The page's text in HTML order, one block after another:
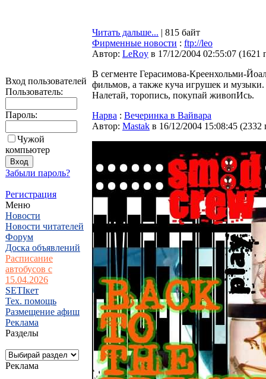
Вход пользователей
Пользователь:
Пароль:
Чужой
компьютер
Забыли пароль?
Регистрация
Меню
Новости
Новости читателей
Форум
Доска объявлений
Расписание
автобусов с
15.04.2026
SETIкет
Тех. помощь
Размещение афиш
Реклама
Разделы
Реклама
Читать дальше... | 815 байт
Фирменные новости : ftp://leo
Автор: LeRoy в 17/12/2004 02:55:07 (1621
В сегменте Герасимова-Креенхольми-
фильмов, а также куча игрушек и музыки.
Налетай, торопись, покупай живопИсь.
Нарва : Вечеринка в Вайвара
Автор: Мastak в 16/12/2004 15:08:45 (2332